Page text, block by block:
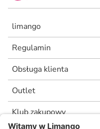
limango
Regulamin
Obsługa klienta
Outlet
Klub zakupowy